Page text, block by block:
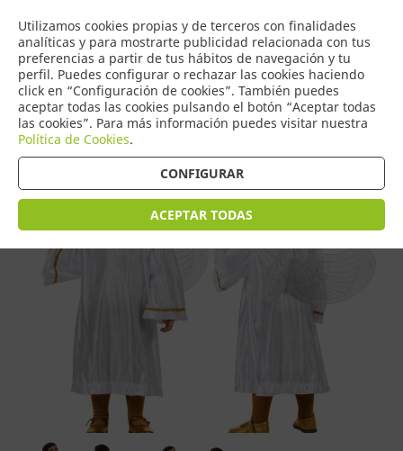
Utilizamos cookies propias y de terceros con finalidades
analíticas y para mostrarte publicidad relacionada con tus
preferencias a partir de tus hábitos de navegación y tu
perfil. Puedes configurar o rechazar las cookies haciendo
click en “Configuración de cookies”. También puedes
aceptar todas las cookies pulsando el botón “Aceptar todas
las cookies”. Para más información puedes visitar nuestra
Política de Cookies.
CONFIGURAR
ACEPTAR TODAS
0
COMERCIO
DE TORRIJOS
Tienda > Disfraces Navidad Infantil